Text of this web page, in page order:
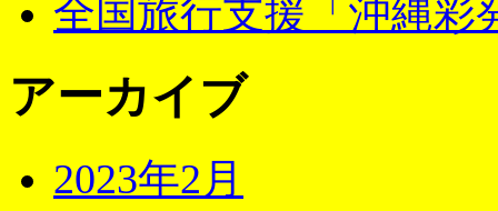
全国旅行支援「沖縄彩
アーカイブ
2023年2月